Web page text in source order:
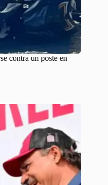
contra un poste en